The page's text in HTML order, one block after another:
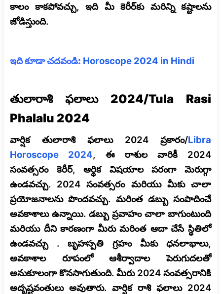
కాలం కాకపోవచ్చు, ఇది మీ కెరీర్‌కు మరిన్ని కష్టాలను
జోడిస్తుంది.
ఇది కూడా చదవండి: Horoscope 2024 in Hindi
తులారాశి ఫలాలు 2024/Tula Rasi
Phalalu 2024
వార్షిక తులారాశి ఫలాలు 2024 ప్రకారం/Libra
Horoscope 2024, ఈ రాశుల వారికీ 2024
సంవత్సరం కెరీర్, ఆర్థిక విషయాల పరంగా మెరుగ్గా
ఉండవచ్చు. 2024 సంవత్సరం మరియు మీకు చాలా
ప్రయోజనాలను పొందవచ్చు. మరింత డబ్బు సంపాదించే
అవకాశాలు ఉన్నాయి. డబ్బు ప్రవాహం చాలా బాగుంటుంది
మరియు దీని కారణంగా మీరు మరింత ఆదా చేసే స్థితిలో
ఉండవచ్చు . బృహస్పతి గ్రహం మీకు ధనలాభాలు,
అవకాశాల రూపంలో ఆశీర్వాదాల పెరుగుదలతో
అనుకూలంగా కొనసాగుతుంది. మీరు 2024 సంవత్సరానికి
అదృష్టవంతులు అవుతారు. వార్షిక రాశి ఫలాలు 2024